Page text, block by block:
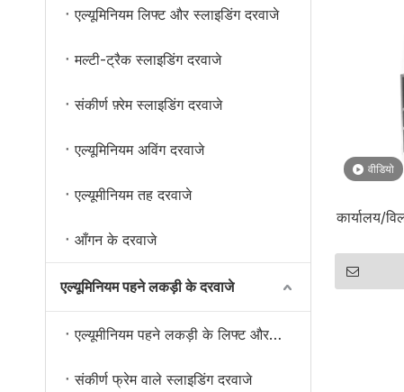
एल्यूमिनियम लिफ्ट और स्लाइडिंग दरवाजे
मल्टी-ट्रैक स्लाइडिंग दरवाजे
संकीर्ण फ़्रेम स्लाइडिंग दरवाजे
एल्यूमिनियम अविंग दरवाजे
एल्यूमीनियम तह दरवाजे
आँगन के दरवाजे
एल्यूमिनियम पहने लकड़ी के दरवाजे
एल्यूमीनियम पहने लकड़ी के लिफ्ट और स्लाइडिंग दरवाजे
संकीर्ण फ्रेम वाले स्लाइडिंग दरवाजे
वीडियो
कार्यालय/